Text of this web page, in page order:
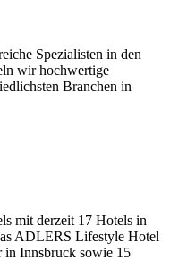
Spezialisten in den
wir hochwertige
Branchen in
mit derzeit 17 Hotels in
ADLERS Lifestyle Hotel
in Innsbruck sowie 15